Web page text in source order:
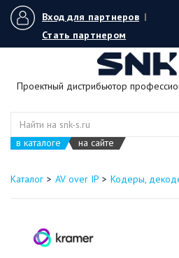
Вход для партнеров |
Стать партнером
Проектный дистрибьютор
в каталоге на сайте
Каталог AV over IP Кодеры,